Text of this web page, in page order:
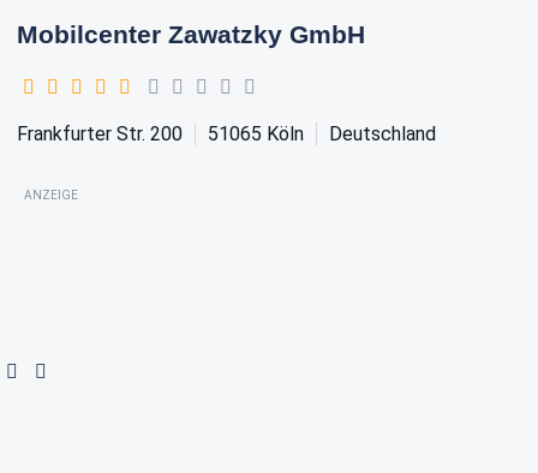
Mobilcenter Zawatzky GmbH
Frankfurter Str. 200 51065 Köln Deutschland
ANZEIGE